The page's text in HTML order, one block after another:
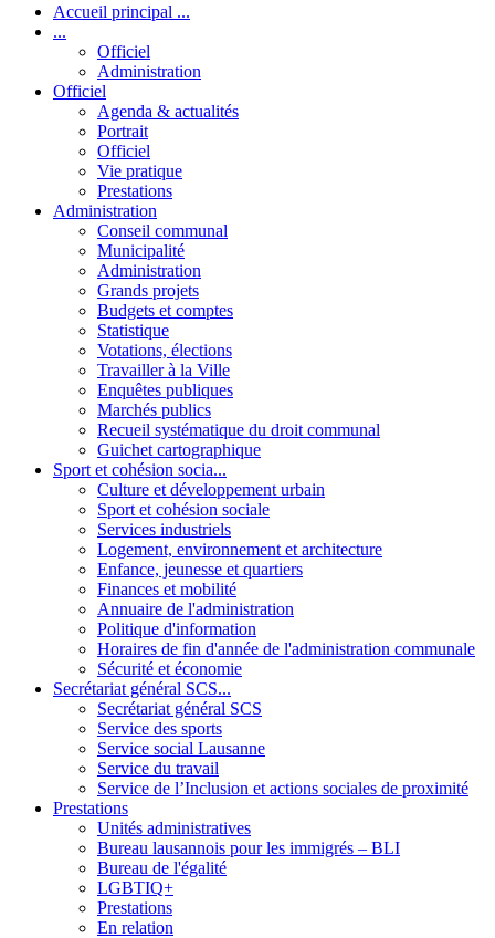
Accueil principal ...
...
Officiel
Administration
Officiel
Agenda & actualités
Portrait
Officiel
Vie pratique
Prestations
Administration
Conseil communal
Municipalité
Administration
Grands projets
Budgets et comptes
Statistique
Votations, élections
Travailler à la Ville
Enquêtes publiques
Marchés publics
Recueil systématique du droit communal
Guichet cartographique
Sport et cohésion socia...
Culture et développement urbain
Sport et cohésion sociale
Services industriels
Logement, environnement et architecture
Enfance, jeunesse et quartiers
Finances et mobilité
Annuaire de l'administration
Politique d'information
Horaires de fin d'année de l'administration communale
Sécurité et économie
Secrétariat général SCS...
Secrétariat général SCS
Service des sports
Service social Lausanne
Service du travail
Service de l’Inclusion et actions sociales de proximité
Prestations
Unités administratives
Bureau lausannois pour les immigrés – BLI
Bureau de l'égalité
LGBTIQ+
Prestations
En relation